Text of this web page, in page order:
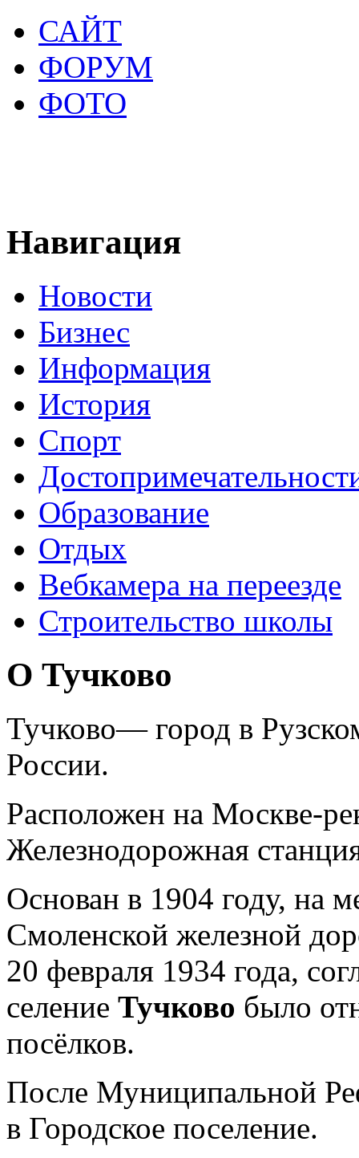
САЙТ
ФОРУМ
ФОТО
Навигация
Новости
Бизнес
Информация
История
Спорт
Образование
Отдых
Вебкамера на переезде
Строительство школы
О Тучково
Тучково— город в
России.
Расположен на Москве-
Железнодорожная
Основан в 1904 году, на
Смоленской железной
20 февраля 1934 года,
селение Тучково было
посёлков.
После Муниципальной
в Городское поселение.